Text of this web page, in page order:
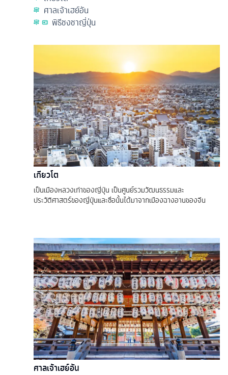
ศาลเจ้าเฮย์อัน
พิธีชงชาญี่ปุ่น
เกียวโต
เป็นเมืองหลวงเก่าของญี่ปุ่น เป็นศูนย์รวมวัฒนธรรมและ
ประวัติศาสตร์ของญี่ปุ่นและชื่อนั้นได้มาจากเมืองฉางอานของจีน
ศาลเจ้าเฮย์อัน